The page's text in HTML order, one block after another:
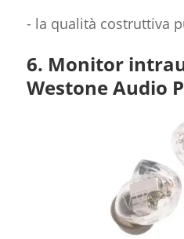
- la qualità costruttiva
6. Monitor
Westone Audio